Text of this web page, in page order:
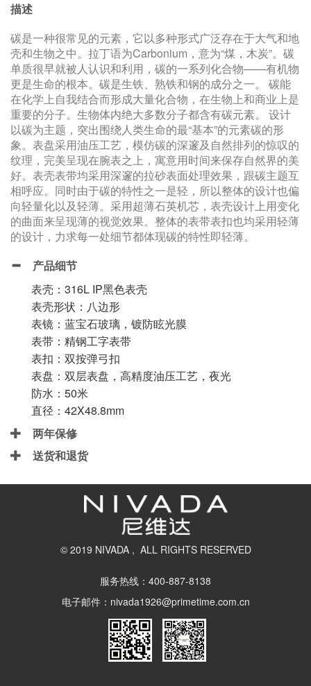
描述
碳是一种很常见的元素，它以多种形式广泛存在于大气和地
壳和生物之中。拉丁语为Carbonium，意为“煤，木炭”。碳
单质很早就被人认识和利用，碳的一系列化合物——有机物
更是生命的根本。碳是生铁、熟铁和钢的成分之一。 碳能
在化学上自我结合而形成大量化合物，在生物上和商业上是
重要的分子。生物体内绝大多数分子都含有碳元素。 设计
以碳为主题，突出围绕人类生命的最“基本”的元素碳的形
象。表盘采用油压工艺，模仿碳的深邃及自然排列的惊叹的
纹理，完美呈现在腕表之上，寓意用时间来保存自然界的美
好。表壳表带均采用深邃的拉砂表面处理效果，跟碳主题互
相呼应。同时由于碳的特性之一是轻，所以整体的设计也偏
向轻量化以及轻薄。采用超薄石英机芯，表壳设计上用变化
的曲面来呈现薄的视觉效果。整体的表带表扣也均采用轻薄
的设计，力求每一处细节都体现碳的特性即轻薄。
产品细节
表壳：316L IP黑色表壳
表壳形状：八边形
表镜：蓝宝石玻璃，镀防眩光膜
表带：精钢工字表带
表扣：双按弹弓扣
表盘：双层表盘，高精度油压工艺，夜光
防水：50米
直径：42X48.8mm
两年保修
送货和退货
© 2019 NIVADA , ALL RIGHTS RESERVED
服务热线：400-887-8138
电子邮件：nivada1926@primetime.com.cn